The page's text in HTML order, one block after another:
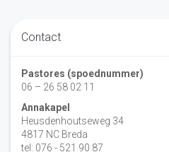
Contact
Pastores (spoednummer)
06 – 26 58 02 11
Annakapel
Heusdenhoutseweg 34
4817 NC Breda
tel: 076 - 521 90 87